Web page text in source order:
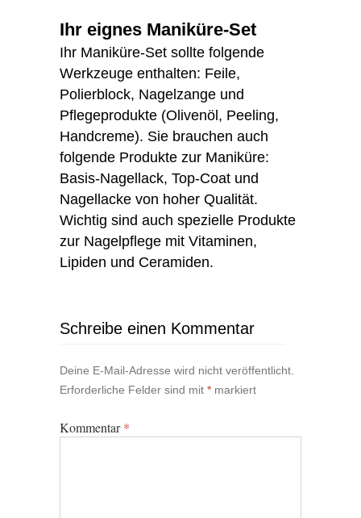
Ihr eignes Maniküre-Set
Ihr Maniküre-Set sollte folgende
Werkzeuge enthalten: Feile,
Polierblock, Nagelzange und
Pflegeprodukte (Olivenöl, Peeling,
Handcreme). Sie brauchen auch
folgende Produkte zur Maniküre:
Basis-Nagellack, Top-Coat und
Nagellacke von hoher Qualität.
Wichtig sind auch spezielle Produkte
zur Nagelpflege mit Vitaminen,
Lipiden und Ceramiden.
Schreibe einen Kommentar
Deine E-Mail-Adresse wird nicht veröffentlicht.
Erforderliche Felder sind mit * markiert
Kommentar*